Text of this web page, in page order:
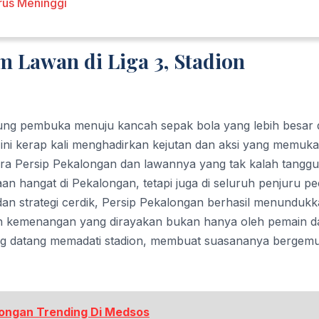
Meninggi
Lawan di Liga 3, Stadion
pembuka menuju kancah sepak bola yang lebih besar
kerap kali menghadirkan kejutan dan aksi yang
Persip Pekalongan dan lawannya yang tak kalah
hangat di Pekalongan, tetapi juga di seluruh penjuru
strategi cerdik, Persip Pekalongan berhasil
yang dirayakan bukan hanya oleh pemain
datang memadati stadion, membuat suasananya
Trending Di Medsos